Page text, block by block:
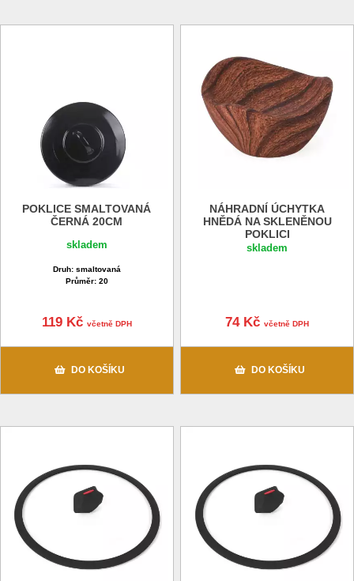
POKLICE SMALTOVANÁ
ČERNÁ 20CM
skladem
Druh: smaltovaná
Průměr: 20
119 Kč včetně DPH
DO KOŠÍKU
NÁHRADNÍ ÚCHYTKA
HNĚDÁ NA SKLENĚNOU
POKLICI
skladem
74 Kčvčetně DPH
DO KOŠÍKU